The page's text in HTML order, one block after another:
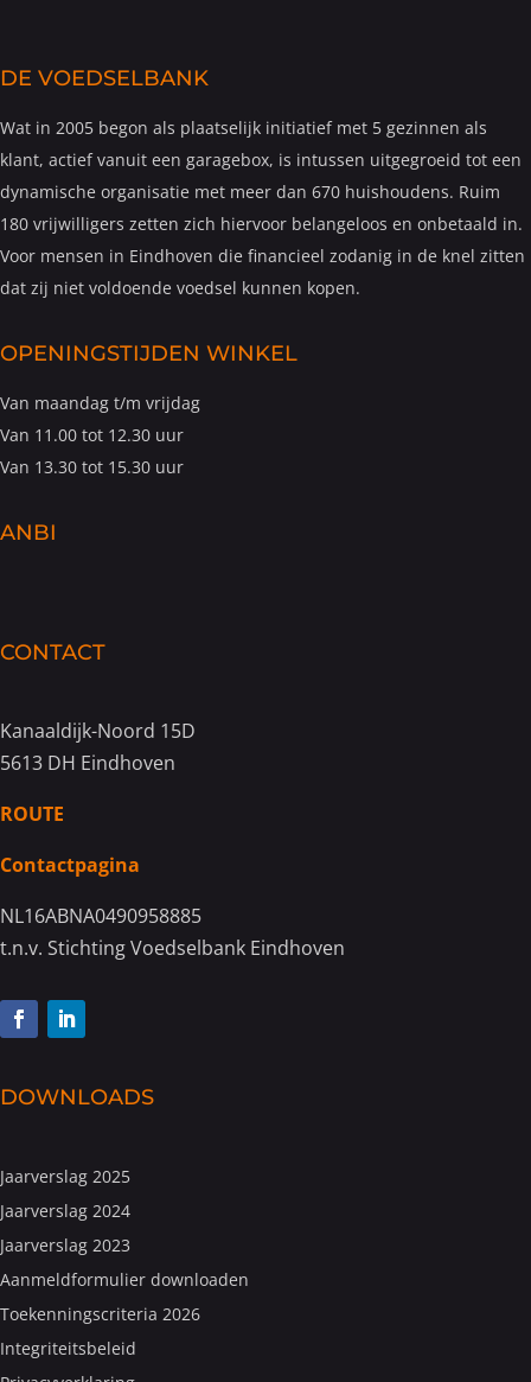
DE VOEDSELBANK
Wat in 2005 begon als plaatselijk initiatief met 5 gezinnen als
klant, actief vanuit een garagebox, is intussen uitgegroeid tot een
dynamische organisatie met meer dan 670 huishoudens. Ruim
180 vrijwilligers zetten zich hiervoor belangeloos en onbetaald in.
Voor mensen in Eindhoven die financieel zodanig in de knel zitten
dat zij niet voldoende voedsel kunnen kopen.
OPENINGSTIJDEN WINKEL
Van maandag t/m vrijdag
Van 11.00 tot 12.30 uur
Van 13.30 tot 15.30 uur
ANBI
CONTACT
Kanaaldijk-Noord 15D
5613 DH Eindhoven
ROUTE
Contactpagina
NL16ABNA0490958885
t.n.v. Stichting Voedselbank Eindhoven
DOWNLOADS
Jaarverslag 2025
Jaarverslag 2024
Jaarverslag 2023
Aanmeldformulier downloaden
Toekenningscriteria 2026
Integriteitsbeleid